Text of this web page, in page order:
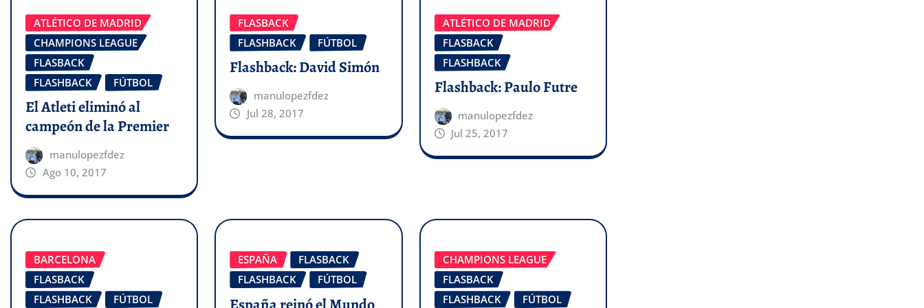
ATLÉTICO DE MADRID
CHAMPIONS LEAGUE
FLASBACK
FLASHBACK
FÚTBOL
El Atleti eliminó al
campeón de la Premier
manulopezfdez
Ago 10, 2017
FLASBACK
FLASHBACK
FÚTBOL
Flashback: David Simón
manulopezfdez
Jul 28, 2017
ATLÉTICO DE MADRID
FLASBACK
FLASHBACK
Flashback: Paulo Futre
manulopezfdez
Jul 25, 2017
BARCELONA
FLASBACK
FLASHBACK
FÚTBOL
ESPAÑA
FLASBACK
FLASHBACK
FÚTBOL
CHAMPIONS LEAGUE
FLASBACK
FLASHBACK
FÚTBOL